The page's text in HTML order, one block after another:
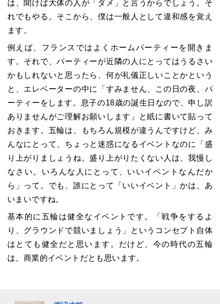
は、聞けば大体の人が「ダメ」と言うからでしょう。そ
れでもやる。そこから、僕は一般人として違和感を覚え
ます。
例えば、フランスではよくホームパーティーを開きま
す。それで、パーティーが近隣の人にとってはうるさい
かもしれないと思ったら、何が礼儀正しいことかという
と、エレベーターの中に「すみません、この日の夜、パ
ーティーをします。息子の18歳の誕生日なので、申し訳
ありませんがご理解お願いします」と紙に書いて貼って
おきます。五輪は、もちろん規模が違うんですけど、み
んなにとって、ちょっと迷惑になるイベントなのに「盛
り上がりましょうね。盛り上がりたくない人は、我慢し
なさい。いろんな人にとって、いいイベントなんだか
ら」って。でも、誰にとって「いいイベント」かは、あ
いまいですね。
基本的に五輪は健全なイベントです。「戦争をするよ
り、グラウンドで競いましょう」というコンセプト自体
はとても健全だと思います。だけど、今の時代の五輪
は、商業的イベントだとも思います。